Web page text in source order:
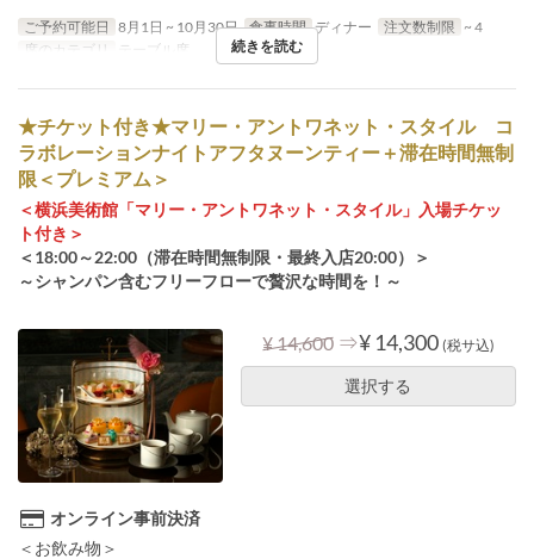
ご予約可能日 8月1日 ~ 10月30日 食事時間 ディナー 注文数制限 ~ 4
席のカテゴリ
テーブル席 続きを読む
★チケット付き★マリー・アントワネット・スタイル コ
ラボレーションナイトアフタヌーンティー＋滞在時間無制
限＜プレミアム＞
＜横浜美術館「マリー・アントワネット・スタイル」入場チケッ
ト付き＞
＜18:00～22:00（滞在時間無制限・最終入店20:00）＞
～シャンパン含むフリーフローで贅沢な時間を！～
¥ 14,600 ⇒¥ 14,300 (税サ込)
選択する
オンライン事前決済
＜お飲み物＞